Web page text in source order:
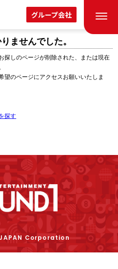
グループ会社
ませんでした。
探しのページが削除された、または現在
望のページにアクセスお願いいたしま
探す
JAPAN Corporation